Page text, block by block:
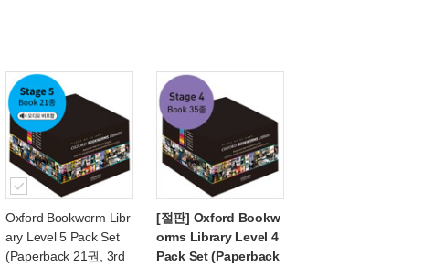
Oxford Bookworm Libr
ary Level 5 Pack Set
(Paperback 21권, 3rd
[절판] Oxford Bookw
orms Library Level 4
Pack Set (Paperback